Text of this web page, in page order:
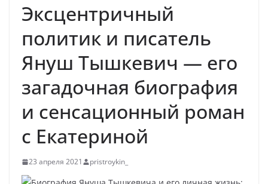
Эксцентричный
политик и писатель
Януш Тышкевич — его
загадочная биография
и сенсационный роман
с Екатериной
23 апреля 2021 pristroykin_